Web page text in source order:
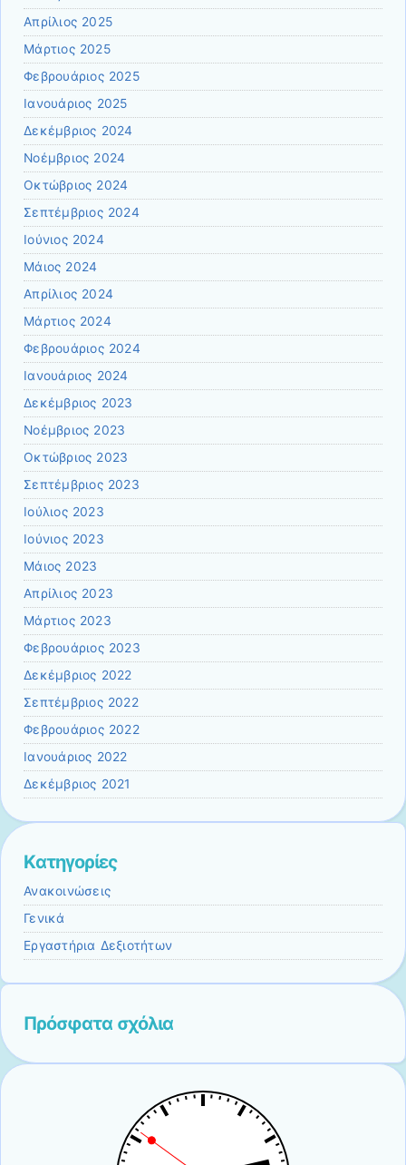
Απρίλιος 2025
Μάρτιος 2025
Φεβρουάριος 2025
Ιανουάριος 2025
Δεκέμβριος 2024
Νοέμβριος 2024
Οκτώβριος 2024
Σεπτέμβριος 2024
Ιούνιος 2024
Μάιος 2024
Απρίλιος 2024
Μάρτιος 2024
Φεβρουάριος 2024
Ιανουάριος 2024
Δεκέμβριος 2023
Νοέμβριος 2023
Οκτώβριος 2023
Σεπτέμβριος 2023
Ιούλιος 2023
Ιούνιος 2023
Μάιος 2023
Απρίλιος 2023
Μάρτιος 2023
Φεβρουάριος 2023
Δεκέμβριος 2022
Σεπτέμβριος 2022
Φεβρουάριος 2022
Ιανουάριος 2022
Δεκέμβριος 2021
Kατηγορίες
Ανακοινώσεις
Γενικά
Εργαστήρια Δεξιοτήτων
Πρόσφατα σχόλια